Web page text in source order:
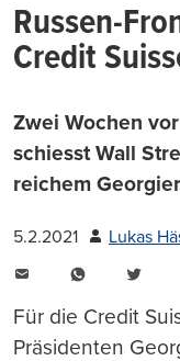
Russen-
Credit
Zwei Wochen
schiesst Wall
reichem
5.2.2021 Lukas
WhatsApp
Für die Credit
Präsidenten